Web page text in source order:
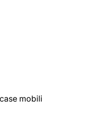
mobili